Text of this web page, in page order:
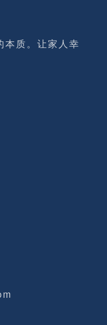
教室。 时间：
室人比较多、
中或高中的时
较清晰的特
同学的形象交
较亲近，表
本质。让家人幸